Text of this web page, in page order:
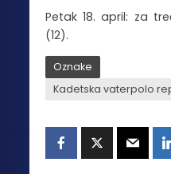
Petak 18. april: za
(12).
Oznake
Kadetska vaterpolo